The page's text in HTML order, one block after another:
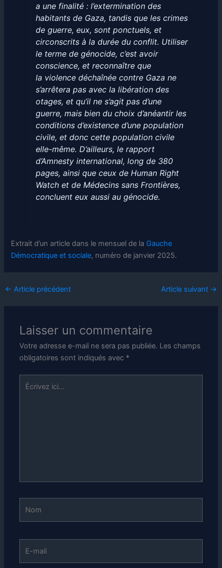
a une finalité : l’extermination des
habitants de Gaza, tandis que les crimes
de guerre, eux, sont ponctuels, et
circonscrits à la durée du conflit. Utiliser
le terme de génocide, c’est avoir
conscience, et reconnaître que
la violence déchaînée contre Gaza ne
s’arrêtera pas avec la libération des
otages, et qu’il ne s’agit pas d’une
guerre, mais bien du choix d’anéantir les
conditions d’existence d’une population
civile, et donc cette population civile
elle-même. D’ailleurs, le rapport
d’Amnesty international, long de 380
pages, ainsi que ceux de Human Right
Watch et de Médecins sans Frontières,
concluent eux aussi au génocide.
Extrait d’un article dans le mensuel de la Gauche
Démocratique et sociale, numéro de janvier 2025.
← Article précédent Article suivant →
Laisser un commentaire
Votre adresse e-mail ne sera pas publiée. Les champs
obligatoires sont indiqués avec *
Écrivez
ici…
mail